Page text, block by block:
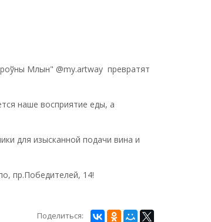
Млын" @my.artway превратят
наше восприятие еды, а
для изысканной подачи вина и
пр.Победителей, 14!
Поделиться: